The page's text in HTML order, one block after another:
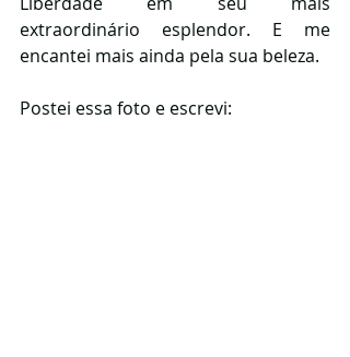
extraordinário esplendor. E me
encantei mais ainda pela sua beleza.
Postei essa foto e escrevi: